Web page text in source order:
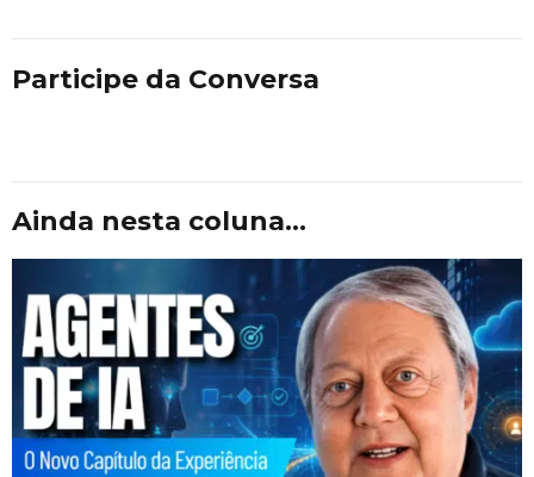
Participe da Conversa
Ainda nesta coluna...